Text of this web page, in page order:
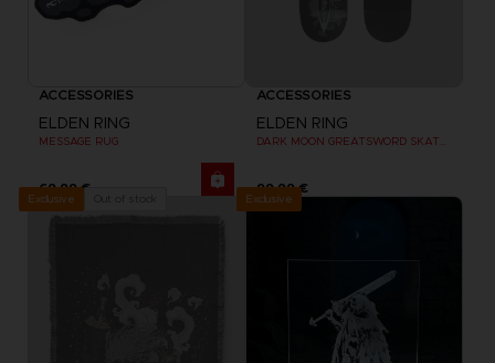
ACCESSORIES
ELDEN RING
MESSAGE RUG
69,99 €
ACCESSORIES
ELDEN RING
99,99 €
Exclusive Exclusive